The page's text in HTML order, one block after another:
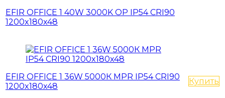
EFIR OFFICE 1 40W 3000K OP IP54 CRI90
1200x180x48
EFIR OFFICE 1 36W 5000К MPR IP54 CRI90
1200x180x48
Купить